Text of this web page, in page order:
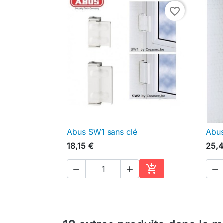
favorite_border
 Aperçu rapide
Abus SW1 sans clé
18,15 €
  
Ajouter au panier
